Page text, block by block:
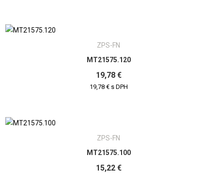
ZPS-FN
MT21575.120
19,78 €
19,78 € s DPH
ZPS-FN
MT21575.100
15,22 €